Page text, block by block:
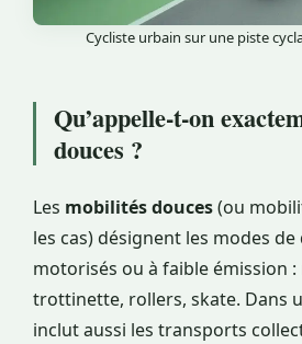
Cycliste urbain sur une piste
Qu’appelle-t-on
douces ?
Les mobilités douces(ou
les cas) désignent les modes
motorisés ou à faible émission :
trottinette, rollers, skate. Dans
inclut aussi les transports